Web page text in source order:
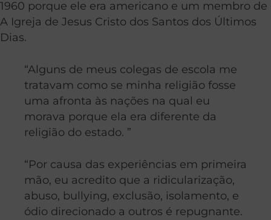
1960 porque ele era americano e um membro de
A Igreja de Jesus Cristo dos Santos dos Últimos
Dias.
“Alguns de meus colegas de escola me
tratavam como se minha religião fosse
uma afronta às nações na qual eu
morava porque ela era diferente da
religião do estado. ”
“Por causa das experiências em primeira
mão, eu acredito que a ridicularização,
abuso, bullying, exclusão, isolamento, e
ódio direcionado a outros é repugnante.